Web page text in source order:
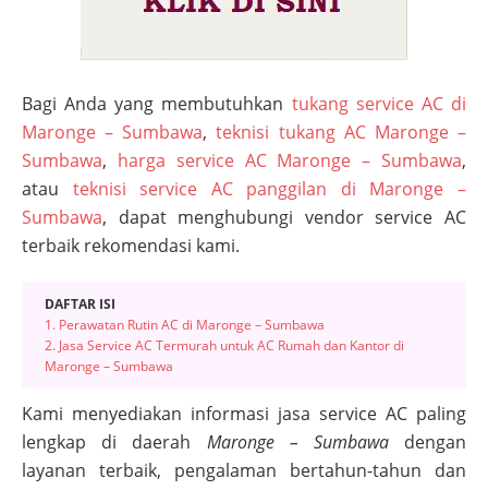
Bagi Anda yang membutuhkan tukang service AC di
Maronge – Sumbawa,teknisi tukang AC Maronge –
Sumbawa, harga service AC Maronge – Sumbawa,
atau teknisi service AC panggilan di Maronge –
Sumbawa, dapat menghubungi vendor service AC
terbaik rekomendasi kami.
DAFTAR ISI
1. Perawatan Rutin AC di Maronge – Sumbawa
2. Jasa Service AC Termurah untuk AC Rumah dan Kantor di
Maronge – Sumbawa
Kami menyediakan informasi jasa service AC paling
lengkap di daerah Maronge – Sumbawadengan
layanan terbaik, pengalaman bertahun-tahun dan